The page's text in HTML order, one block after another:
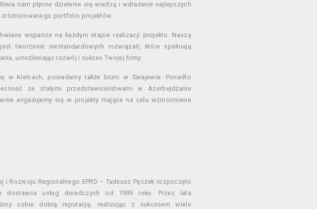
nam płynne dzielenie się wiedzą i wdrażanie najlepszych
zróżnicowanego portfolio projektów.
wsparcie na każdym etapie realizacji projektu. Naszą
tworzenie niestandardowych rozwiązań, które spełniają
umożliwiając rozwój i sukces Twojej firmy.
w Kielcach, posiadamy także biuro w Sarajewie. Ponadto
ze stałymi przedstawicielstwami w Azerbejdżanie
angażujemy się w projekty mające na celu wzmocnienie
i Rozwoju Regionalnego EPRD – Tadeusz Pęczek rozpoczęło
dostawca usług doradczych od 1995 roku. Przez lata
sobie dobrą reputację, realizując z sukcesem wiele